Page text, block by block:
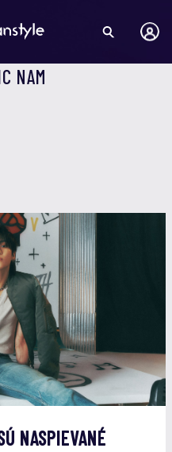
NAM
NASPIEVANÉ